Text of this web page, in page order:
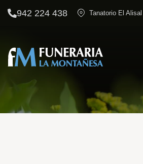
942 224 438 Tanatorio El Alisal